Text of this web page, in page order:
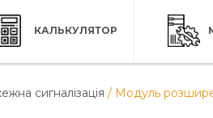
КАЛЬКУЛЯТОР
сигналізація / Модуль